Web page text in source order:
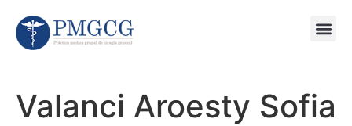
Valanci Aroesty Sofia